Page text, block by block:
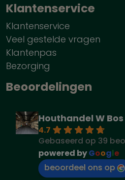
Klantenservice
Klantenservice
Veel gestelde vragen
Klantenpas
Bezorging
Beoordelingen
Houthandel W Bos
4.7
Gebaseerd op 39
powered byGoogle
beoordeel ons op